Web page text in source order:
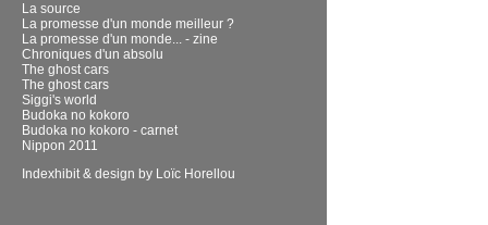
La source
La promesse d'un monde meilleur ?
La promesse d'un monde... - zine
Chroniques d'un absolu
The ghost cars
The ghost cars
Siggi's world
Budoka no kokoro
Budoka no kokoro - carnet
Nippon 2011
Indexhibit& design by Loïc Horellou